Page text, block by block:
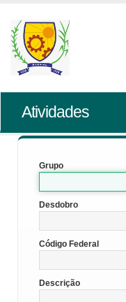
Atividades
Grupo
Desdobro
Código Federal
Descrição